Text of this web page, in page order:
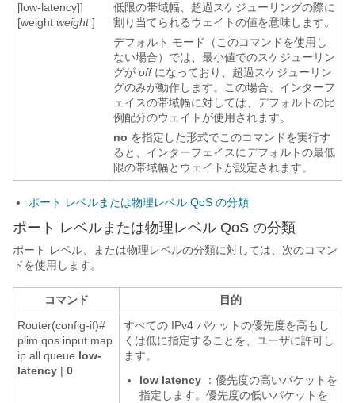
[low-latency]]
[weight weight ]
低限の帯域幅、超過スケジューリングの際に
割り当てられるウェイトの値を意味します。
デフォルト モード（このコマンドを使用し
ない場合）では、最小値でのスケジューリン
グが offになっており、超過スケジューリン
グのみが動作します。この場合、インターフ
ェイスの帯域幅に対しては、デフォルトの比
例配分のウェイトが使用されます。
no を指定した形式でこのコマンドを実行す
ると、インターフェイスにデフォルトの最低
限の帯域幅とウェイトが設定されます。
ポート レベルまたは物理レベル QoS の分類
ポート レベルまたは物理レベル QoS の分類
ポート レベル、または物理レベルの分類に対しては、次のコマン
ドを使用します。
コマンド
目的
Router(config-if)#
plim qos input map
ip all queue low-
latency | 0
すべての IPv4 パケットの優先度を高もし
くは低に指定することを、ユーザに許可し
ます。
low latency
：優先度の高いパケットを
指定します。優先度の低いパケットを